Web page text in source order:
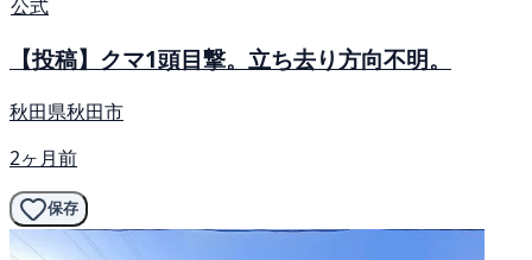
公式
【投稿】クマ1頭目撃。立ち去り方向不明。
秋田県秋田市
2ヶ月前
保存